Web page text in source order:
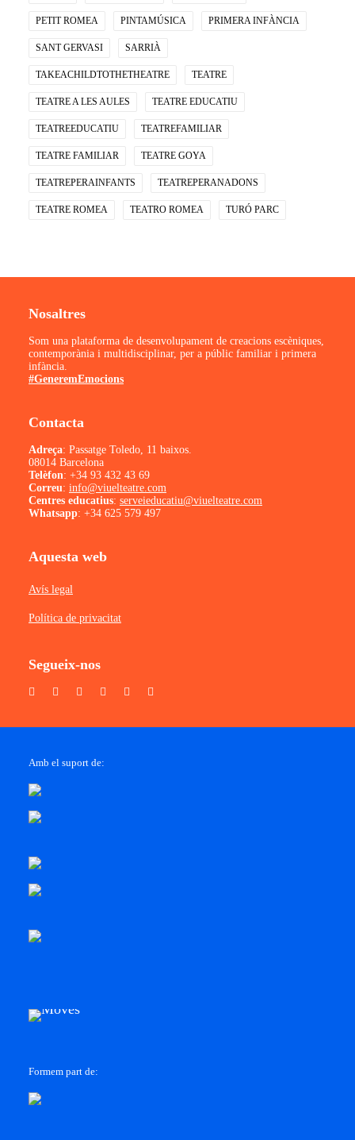
PETIT ROMEA PINTAMÚSICA PRIMERA INFÀNCIA
SANT GERVASI SARRIÀ
TAKEACHILDTOTHETHEATRE TEATRE
TEATRE A LES AULES TEATRE EDUCATIU
TEATREEDUCATIU TEATREFAMILIAR
TEATRE FAMILIAR TEATRE GOYA
TEATREPERAINFANTS TEATREPERANADONS
TEATRE ROMEA TEATRO ROMEA TURÓ PARC
Nosaltres
Som una plataforma de desenvolupament de creacions escèniques,
contemporània i multidisciplinar, per a públic familiar i primera
infància.
#GeneremEmocions
Contacta
Adreça: Passatge Toledo, 11 baixos.
08014 Barcelona
Telèfon: +34 93 432 43 69
Correu: info@viuelteatre.com
Centres educatius: serveieducatiu@viuelteatre.com
Whatsapp: +34 625 579 497
Aquesta web
Avís legal
Política de privacitat
Segueix-nos
Amb el suport de:
Formem part de: